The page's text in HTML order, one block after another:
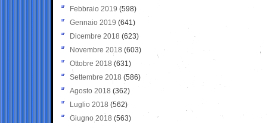
Febbraio 2019 (598)
Gennaio 2019 (641)
Dicembre 2018 (623)
Novembre 2018 (603)
Ottobre 2018 (631)
Settembre 2018 (586)
Agosto 2018 (362)
Luglio 2018 (562)
Giugno 2018 (563)